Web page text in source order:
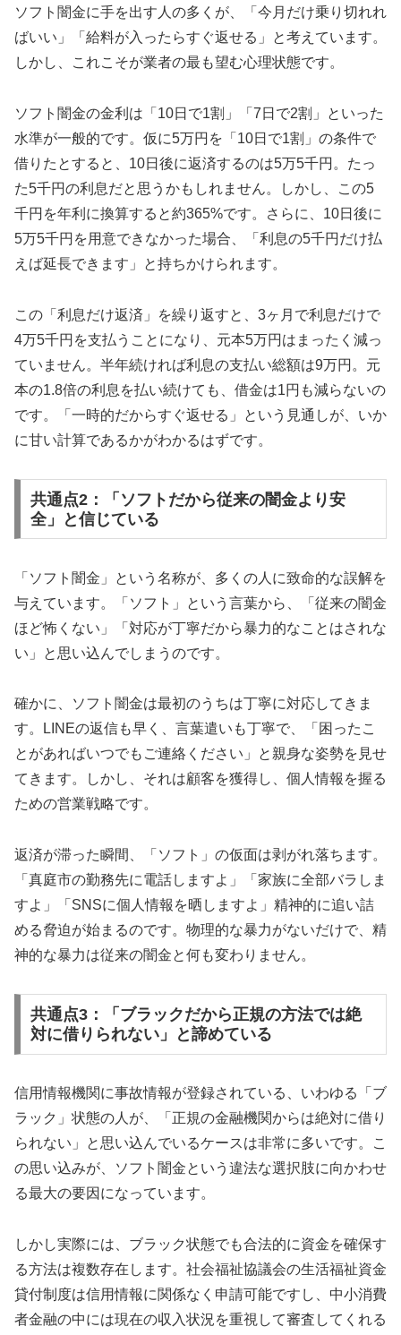
ソフト闇金に手を出す人の多くが、「今月だけ乗り切れれ
ばいい」「給料が入ったらすぐ返せる」と考えています。
しかし、これこそが業者の最も望む心理状態です。
ソフト闇金の金利は「10日で1割」「7日で2割」といった
水準が一般的です。仮に5万円を「10日で1割」の条件で
借りたとすると、10日後に返済するのは5万5千円。たっ
た5千円の利息だと思うかもしれません。しかし、この5
千円を年利に換算すると約365%です。さらに、10日後に
5万5千円を用意できなかった場合、「利息の5千円だけ払
えば延長できます」と持ちかけられます。
この「利息だけ返済」を繰り返すと、3ヶ月で利息だけで
4万5千円を支払うことになり、元本5万円はまったく減っ
ていません。半年続ければ利息の支払い総額は9万円。元
本の1.8倍の利息を払い続けても、借金は1円も減らないの
です。「一時的だからすぐ返せる」という見通しが、いか
に甘い計算であるかがわかるはずです。
共通点2：「ソフトだから従来の闇金より安
全」と信じている
「ソフト闇金」という名称が、多くの人に致命的な誤解を
与えています。「ソフト」という言葉から、「従来の闇金
ほど怖くない」「対応が丁寧だから暴力的なことはされな
い」と思い込んでしまうのです。
確かに、ソフト闇金は最初のうちは丁寧に対応してきま
す。LINEの返信も早く、言葉遣いも丁寧で、「困ったこ
とがあればいつでもご連絡ください」と親身な姿勢を見せ
てきます。しかし、それは顧客を獲得し、個人情報を握る
ための営業戦略です。
返済が滞った瞬間、「ソフト」の仮面は剥がれ落ちます。
「真庭市の勤務先に電話しますよ」「家族に全部バラしま
すよ」「SNSに個人情報を晒しますよ」精神的に追い詰
める脅迫が始まるのです。物理的な暴力がないだけで、精
神的な暴力は従来の闇金と何も変わりません。
共通点3：「ブラックだから正規の方法では絶
対に借りられない」と諦めている
信用情報機関に事故情報が登録されている、いわゆる「ブ
ラック」状態の人が、「正規の金融機関からは絶対に借り
られない」と思い込んでいるケースは非常に多いです。こ
の思い込みが、ソフト闇金という違法な選択肢に向かわせ
る最大の要因になっています。
しかし実際には、ブラック状態でも合法的に資金を確保す
る方法は複数存在します。社会福祉協議会の生活福祉資金
貸付制度は信用情報に関係なく申請可能ですし、中小消費
者金融の中には現在の収入状況を重視して審査してくれる